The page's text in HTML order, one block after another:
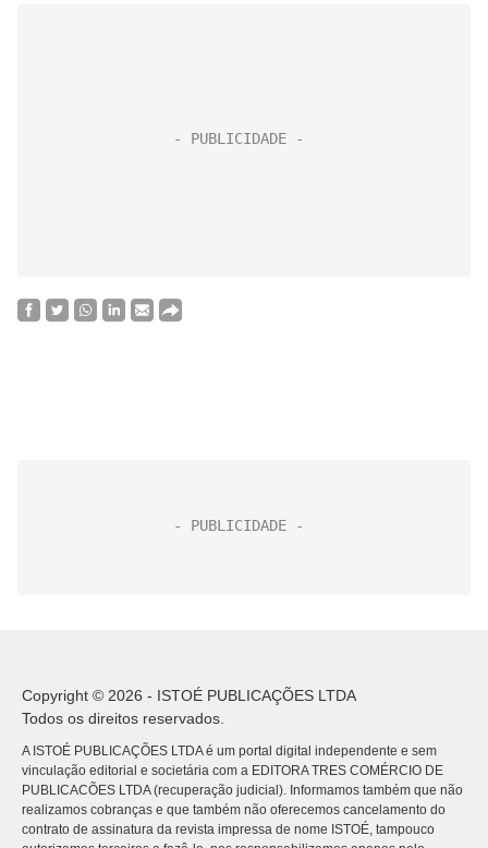
Copyright © 2026 - ISTOÉ PUBLICAÇÕES LTDA
Todos os direitos reservados.
A ISTOÉ PUBLICAÇÕES LTDA é um portal digital independente e sem
vinculação editorial e societária com a EDITORA TRES COMÉRCIO DE
PUBLICACÕES LTDA (recuperação judicial). Informamos também que não
realizamos cobranças e que também não oferecemos cancelamento do
contrato de assinatura da revista impressa de nome ISTOÉ, tampouco